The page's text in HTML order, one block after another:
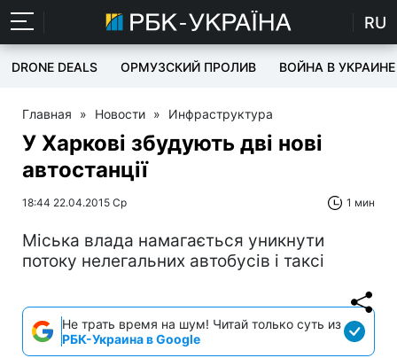
RU
DRONE DEALS ОРМУЗСКИЙ ПРОЛИВ ВОЙНА В УКРАИНЕ
Главная » Новости » Инфраструктура
У Харкові збудують дві нові
автостанції
18:44 22.04.2015 Ср 1 мин
Міська влада намагається уникнути
потоку нелегальних автобусів і таксі
Не трать время на шум! Читай только суть из
РБК-Украина в Google